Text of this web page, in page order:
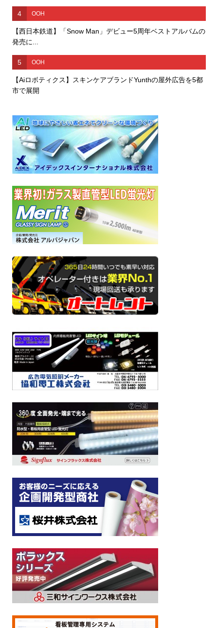
4 OOH
【西日本鉄道】「Snow Man」デビュー5周年ベストアルバムの
発売に...
5 OOH
【Aiロボティクス】スキンケアブランドYunthの屋外広告を5都
市で展開